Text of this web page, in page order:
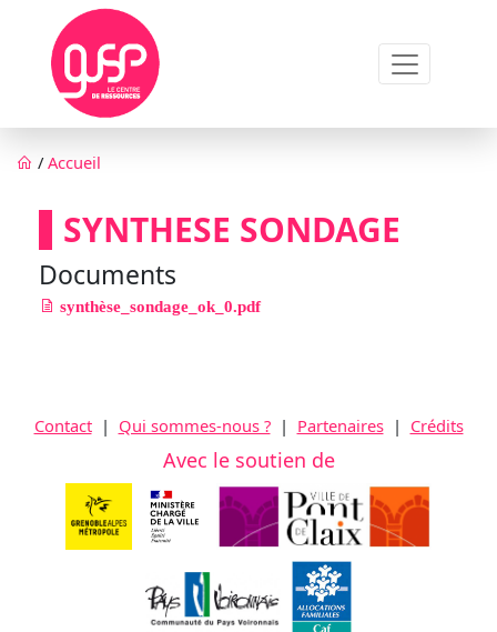
Aller au contenu principal
Fil d'Ariane
/Accueil
SYNTHESE SONDAGE
Documents
synthèse_sondage_ok_0.pdf
Contact| Qui sommes-nous ?| Partenaires| Crédits
Avec le soutien de